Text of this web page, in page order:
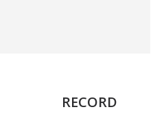
RECORD